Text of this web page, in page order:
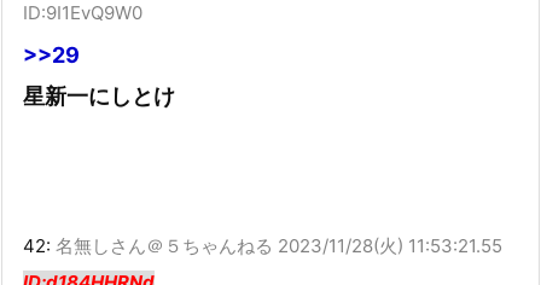
ID:9I1EvQ9W0
>>29
星新一にしとけ
42: 名無しさん＠５ちゃんねる 2023/11/28(火) 11:53:21.55